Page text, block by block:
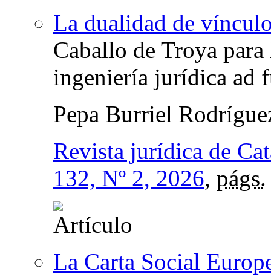
La dualidad de
Caballo de Troya
ingeniería jurídica ad
Pepa Burriel
Revista jurídica de
132, Nº 2, 2026, págs.
La Carta Social